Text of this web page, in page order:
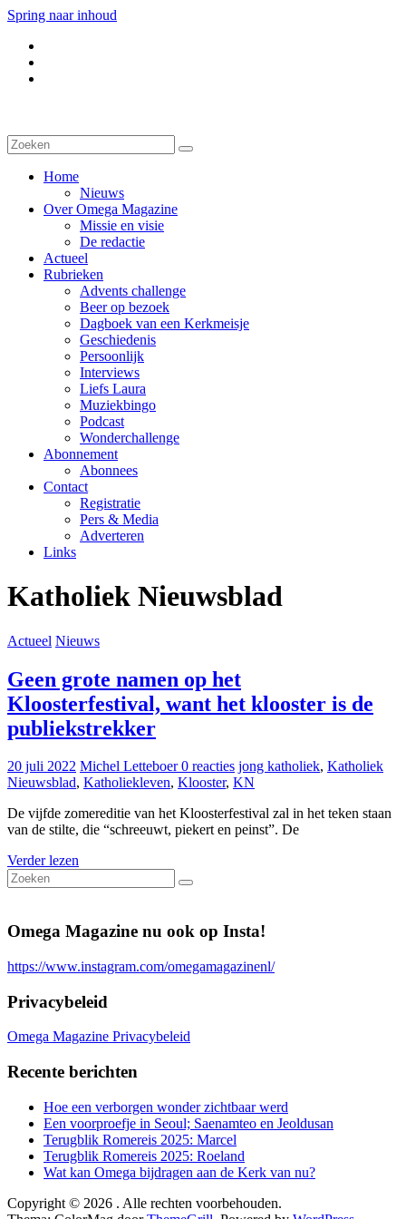
Spring naar inhoud
Home
Nieuws
Over Omega Magazine
Missie en visie
De redactie
Actueel
Rubrieken
Advents challenge
Beer op bezoek
Dagboek van een Kerkmeisje
Geschiedenis
Persoonlijk
Interviews
Liefs Laura
Muziekbingo
Podcast
Wonderchallenge
Abonnement
Abonnees
Contact
Registratie
Pers & Media
Adverteren
Links
Katholiek Nieuwsblad
Actueel Nieuws
Geen grote namen op het
Kloosterfestival, want het klooster is de
publiekstrekker
20 juli 2022 Michel Letteboer0 reacties jong katholiek, Katholiek
Nieuwsblad, Katholiekleven, Klooster, KN
De vijfde zomereditie van het Kloosterfestival zal in het teken staan
van de stilte, die “schreeuwt, piekert en peinst”. De
Verder lezen
Omega Magazine nu ook op Insta!
https://www.instagram.com/omegamagazinenl/
Privacybeleid
Omega Magazine Privacybeleid
Recente berichten
Hoe een verborgen wonder zichtbaar werd
Een voorproefje in Seoul; Saenamteo en Jeoldusan
Terugblik Romereis 2025: Marcel
Terugblik Romereis 2025: Roeland
Wat kan Omega bijdragen aan de Kerk van nu?
Copyright © 2026 . Alle rechten voorbehouden.